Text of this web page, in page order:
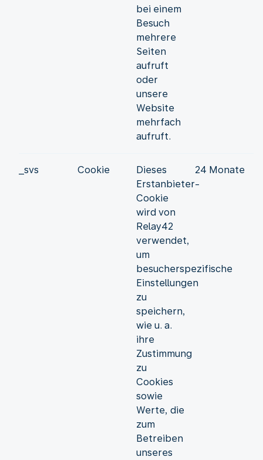
bei einem
Besuch
mehrere
Seiten
aufruft
oder
unsere
Website
mehrfach
aufruft.
_svs Cookie
Dieses
Erstanbieter-
Cookie
wird von
Relay42
verwendet,
um
besucherspezifische
Einstellungen
zu
speichern,
wie u. a.
ihre
Zustimmung
zu
Cookies
sowie
Werte, die
zum
Betreiben
unseres
24 Monate